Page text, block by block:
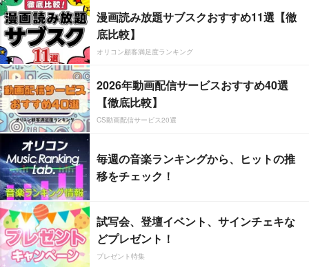
漫画読み放題サブスクおすすめ11選【徹
底比較】
オリコン顧客満足度ランキング
2026年動画配信サービスおすすめ40選
【徹底比較】
CS動画配信サービス20選
毎週の音楽ランキングから、ヒットの推
移をチェック！
試写会、登壇イベント、サインチェキな
どプレゼント！
プレゼント特集